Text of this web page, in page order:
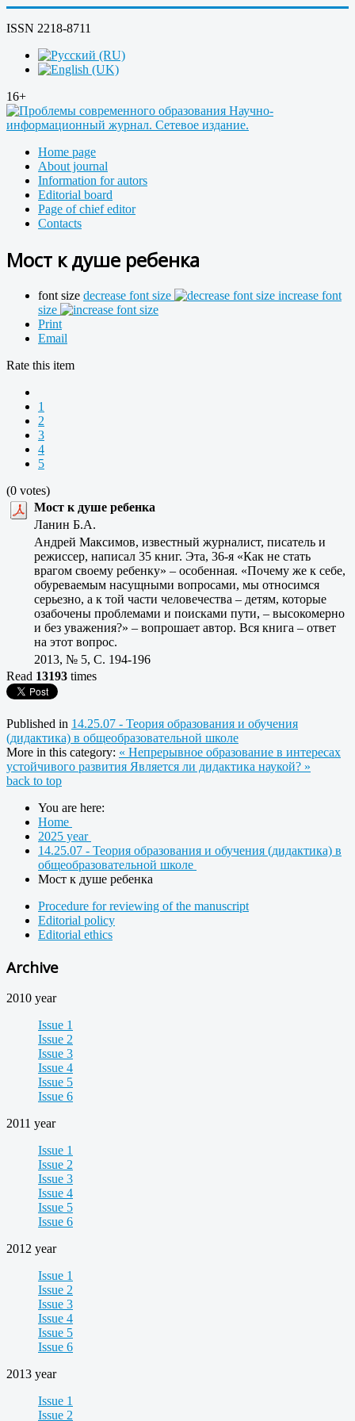
ISSN 2218-8711
16+
Home page
About journal
Information for autors
Editorial board
Page of chief editor
Contacts
Мост к душе ребенка
font size decrease font size
increase font
size
Print
Email
Rate this item
1
2
3
4
5
(0 votes)
Мост к душе ребенка
Ланин Б.А.
Андрей Максимов, известный журналист, писатель и
режиссер, написал 35 книг. Эта, 36-я «Как не стать
врагом своему ребенку» – особенная. «Почему же к себе,
обуреваемым насущными вопросами, мы относимся
серьезно, а к той части человечества – детям, которые
озабочены проблемами и поисками пути, – высокомерно
и без уважения?» – вопрошает автор. Вся книга – ответ
на этот вопрос.
2013, № 5, C. 194-196
Read 13193 times
Published in 14.25.07 - Теория образования и обучения
(дидактика) в общеобразовательной школе
More in this category: « Непрерывное образование в интересах
устойчивого развития Является ли дидактика наукой? »
back to top
You are here:
Home
2025 year
14.25.07 - Теория образования и обучения (дидактика) в
общеобразовательной школе
Мост к душе ребенка
Procedure for reviewing of the manuscript
Editorial policy
Editorial ethics
Archive
2010 year
Issue 1
Issue 2
Issue 3
Issue 4
Issue 5
Issue 6
2011 year
Issue 1
Issue 2
Issue 3
Issue 4
Issue 5
Issue 6
2012 year
Issue 1
Issue 2
Issue 3
Issue 4
Issue 5
Issue 6
2013 year
Issue 1
Issue 2